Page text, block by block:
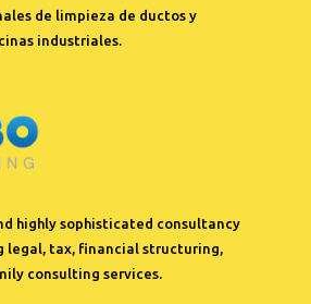
de limpieza de ductos y
industriales.
highly sophisticated consultancy
legal, tax, financial structuring,
consulting services.